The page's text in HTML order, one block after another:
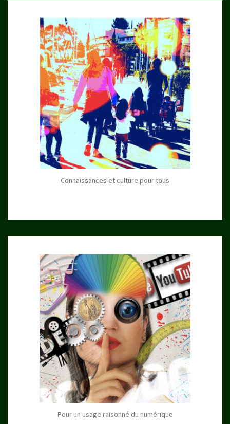
Connaissances et culture pour tous
Pour un usage raisonné du numérique